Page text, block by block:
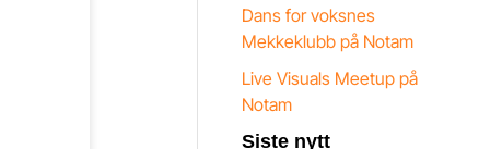
Dans for voksnes
Mekkeklubb på Notam
Live Visuals Meetup på
Notam
Siste nytt